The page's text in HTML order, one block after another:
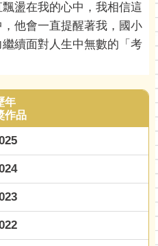
盪在我的心中，我相信這
他會一直提醒著我，國小
續面對人生中無數的「考
年
作品